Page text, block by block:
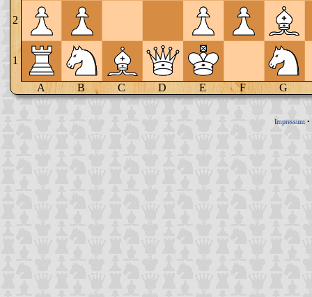
2
1
A B C D E F G
Impressum •